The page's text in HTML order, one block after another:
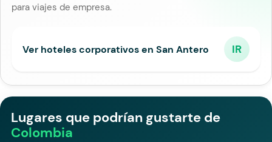
para viajes de empresa.
Ver hoteles corporativos en San Antero IR
Lugares que podrían gustarte de
Colombia